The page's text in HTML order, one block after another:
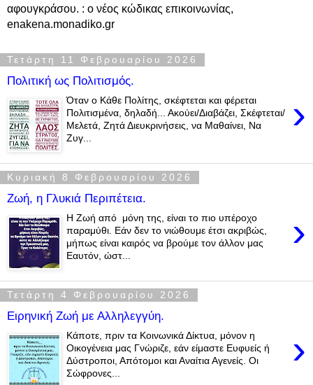
αφουγκράσου. : ο νέος κώδικας επικοινωνίας,
enakena.monadiko.gr
Τετάρτη 11 Φεβρουαρίου 2026
Πολιτική ως Πολιτισμός.
›
Όταν ο Κάθε Πολίτης, σκέφτεται και φέρεται
Πολιτισμένα, δηλαδή... Ακούει/Διαβάζει, Σκέφτεται/
Μελετά, Ζητά Διευκρινήσεις, να Μαθαίνει, Να
Ζυγ...
Κυριακή 8 Φεβρουαρίου 2026
Ζωή, η Γλυκιά Περιπέτεια.
›
Η Ζωή από μόνη της, είναι το πιο υπέροχο
παραμύθι. Εάν δεν το νιώθουμε έτσι ακριβώς,
μήπως είναι καιρός να βρούμε τον άλλον μας
Εαυτόν, ώστ...
Τετάρτη 4 Φεβρουαρίου 2026
Ειρηνική Ζωή με Αλληλεγγύη.
›
Κάποτε, πριν τα Κοινωνικά Δίκτυα, μόνον η
Οικογένεια μας Γνώριζε, εάν είμαστε Ευφυείς ή
Δύστροποι, Απότομοι και Αναίτια Αγενείς. Οι
Σώφρονες...